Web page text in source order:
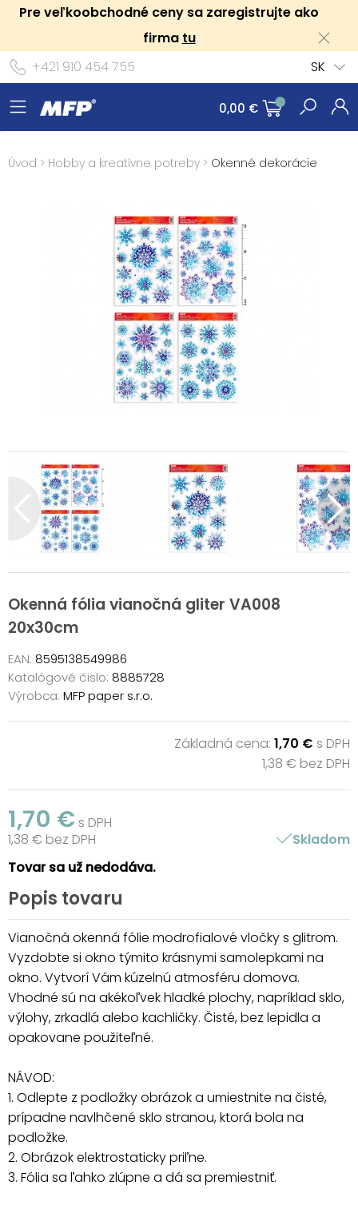
Pre veľkoobchodné ceny sa zaregistrujte ako
firma tu
+421 910 454 755
SK
0,00 €
Úvod > Hobby a kreatívne potreby > Okenné dekorácie
Okenná fólia vianočná gliter VA008
20x30cm
EAN: 8595138549986
Katalógové čislo: 8885728
Výrobca: MFP paper s.r.o.
Základná cena: 1,70 € s DPH
1,38 € bez DPH
1,70 € s DPH
1,38 € bez DPH
Skladom
Tovar sa už nedodáva.
Popis tovaru
Vianočná okenná fólie modrofialové vločky s glitrom.
Vyzdobte si okno týmito krásnymi samolepkami na
okno. Vytvorí Vám kúzelnú atmosféru domova.
Vhodné sú na akékoľvek hladké plochy, napríklad sklo,
výlohy, zrkadlá alebo kachličky. Čisté, bez lepidla a
opakovane použiteľné.
NÁVOD:
1. Odlepte z podložky obrázok a umiestnite na čisté,
prípadne navlhčené sklo stranou, ktorá bola na
podložke.
2. Obrázok elektrostaticky priľne.
3. Fólia sa ľahko zlúpne a dá sa premiestniť.